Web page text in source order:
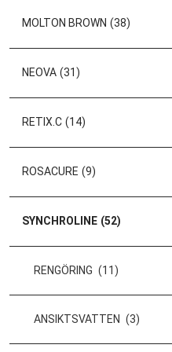
MOLTON BROWN (38)
NEOVA (31)
RETIX.C (14)
ROSACURE (9)
SYNCHROLINE (52)
RENGÖRING (11)
ANSIKTSVATTEN (3)